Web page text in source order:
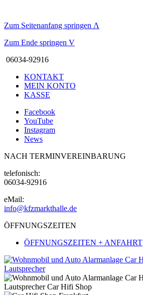
Zum Seitenanfang springen Λ
Zum Ende springen V
06034-92916
KONTAKT
MEIN KONTO
KASSE
Facebook
YouTube
Instagram
News
NACH TERMINVEREINBARUNG
telefonisch:
06034-92916
eMail:
info@kfzmarkthalle.de
ÖFFNUNGSZEITEN
ÖFFNUNGSZEITEN + ANFAHRT